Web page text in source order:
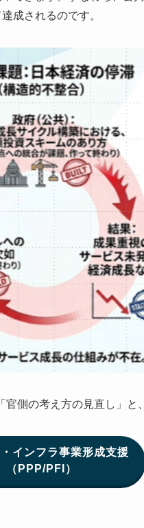
成されるのです。
官側の考え方の見直し」と
インフラ事業形成支援
（PPP/PFI）